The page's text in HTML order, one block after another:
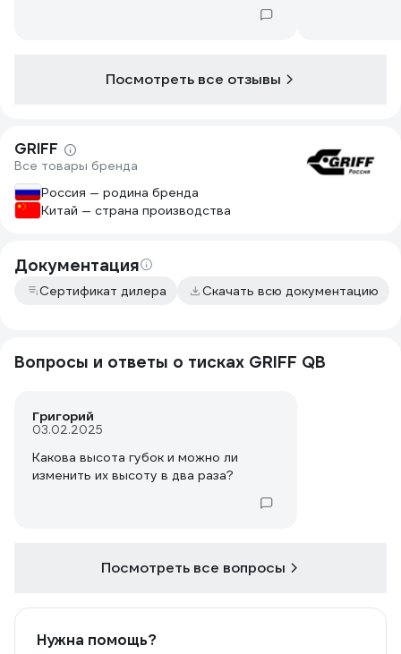
Посмотреть все отзывы
GRIFF
Все товары бренда
Россия — родина бренда
Китай — страна производства
Документация
Сертификат дилера Скачать всю документацию
Вопросы и ответы о тисках GRIFF QB
Григорий
03.02.2025
Какова высота губок и можно ли
изменить их высоту в два раза?
Посмотреть все вопросы
Нужна помощь?